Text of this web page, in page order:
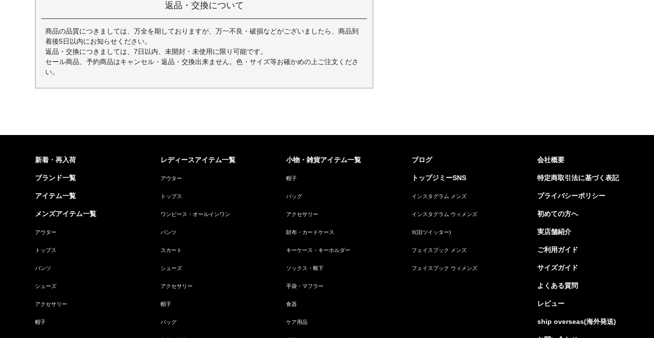
返品・交換について
商品の品質につきましては、万全を期しておりますが、万一不良・破損などがございましたら、商品到
着後5日以内にお知らせください。
返品・交換につきましては、7日以内、未開封・未使用に限り可能です。
セール商品、予約商品はキャンセル・返品・交換出来ません。色・サイズ等お確かめの上ご注文くださ
い。
新着・再入荷
ブランド一覧
アイテム一覧
メンズアイテム一覧
アウター
トップス
パンツ
シューズ
アクセサリー
帽子
レディースアイテム一覧
アウター
トップス
ワンピース・オールインワン
パンツ
スカート
シューズ
アクセサリー
帽子
バッグ
小物・雑貨アイテム一覧
帽子
バッグ
アクセサリー
財布・カードケース
キーケース・キーホルダー
ソックス・靴下
手袋・マフラー
食器
ケア用品
ブログ
トップジミーSNS
インスタグラム メンズ
インスタグラム ウィメンズ
X(旧ツイッター)
フェイスブック メンズ
フェイスブック ウィメンズ
会社概要
特定商取引法に基づく表記
プライバシーポリシー
初めての方へ
実店舗紹介
ご利用ガイド
サイズガイド
よくある質問
レビュー
ship overseas(海外発送)